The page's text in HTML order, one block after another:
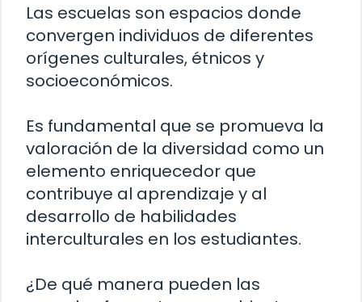
Las escuelas son espacios donde
convergen individuos de diferentes
orígenes culturales, étnicos y
socioeconómicos.
Es fundamental que se promueva la
valoración de la diversidad como un
elemento enriquecedor que
contribuye al aprendizaje y al
desarrollo de habilidades
interculturales en los estudiantes.
¿De qué manera pueden las